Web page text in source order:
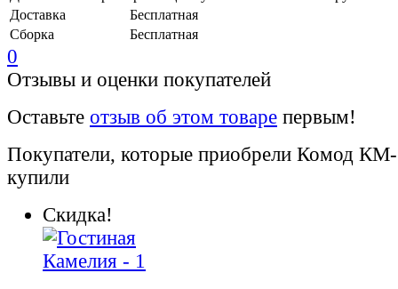
Доставка
Бесплатная
Сборка
Бесплатная
0
Отзывы и оценки покупателей
Оставьте отзыв об этом товаре первым!
Покупатели, которые приобрели Комод
купили
Скидка!